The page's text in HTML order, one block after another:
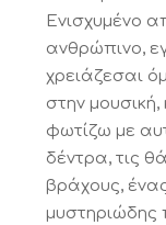
Ενισχυμένο
ανθρώπινο,
χρειάζεσαι
στην
φωτίζω με
δέντρα, τις
βράχους,